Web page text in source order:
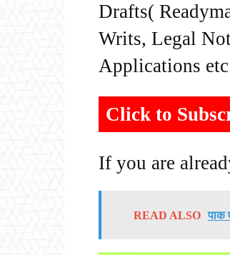
Drafts(
Writs, Legal
Applications
Click to
If you are
READ ALSO पाक